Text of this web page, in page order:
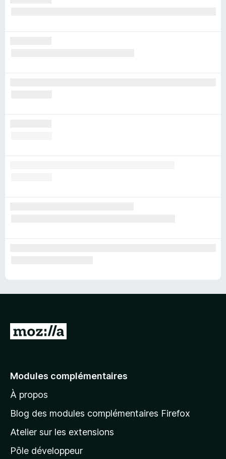
A
e
à
l
p
a
Modules complémentaires
À propos
Blog des modules complémentaires Firefox
Atelier sur les extensions
Pôle développeur